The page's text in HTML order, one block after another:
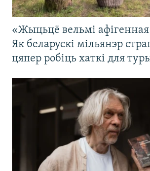
«Жыцьцё вельмі
Як беларускі мільянэр
цяпер робіць хаткі для